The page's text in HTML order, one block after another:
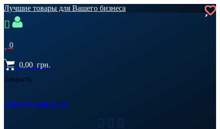
Лучшие товары для Вашего бизнеса
0
0,00 грн.
Закрыть
+380 (97) 688 66 31